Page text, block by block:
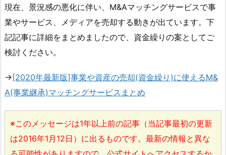
現在、景況感の悪化に伴い、M&Aマッチングサービスで事
業やサービス、メディアを売却する動きが出ています。下
記記事に詳細をまとめましたので、資金繰りの案としてご
検討ください。
→ [2020年最新版]事業や資産の売却(資金繰り)に使えるM&
A(事業継承)マッチングサービスまとめ
※このメッセージは1年以上前の記事（当記事最初の更新
は2016年1月12日）に出るものです。最新の情報と異な